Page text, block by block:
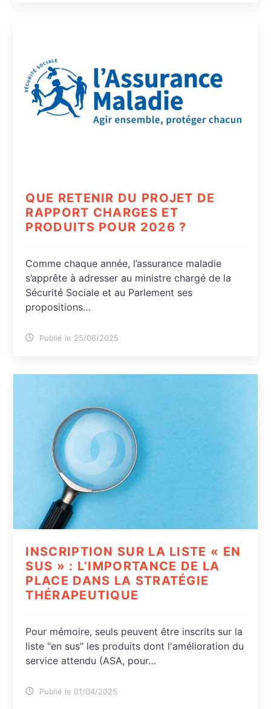
QUE RETENIR DU PROJET DE
RAPPORT CHARGES ET
PRODUITS POUR 2026 ?
Comme chaque année, l’assurance maladie
s’apprête à adresser au ministre chargé de la
Sécurité Sociale et au Parlement ses
propositions…
Publié le 25/06/2025
INSCRIPTION SUR LA LISTE « EN
SUS » : L’IMPORTANCE DE LA
PLACE DANS LA STRATÉGIE
THÉRAPEUTIQUE
Pour mémoire, seuls peuvent être inscrits sur la
liste "en sus" les produits dont l'amélioration du
service attendu (ASA, pour…
Publié le 01/04/2025